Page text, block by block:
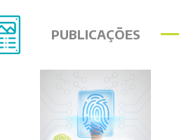
PUBLICAÇÕES